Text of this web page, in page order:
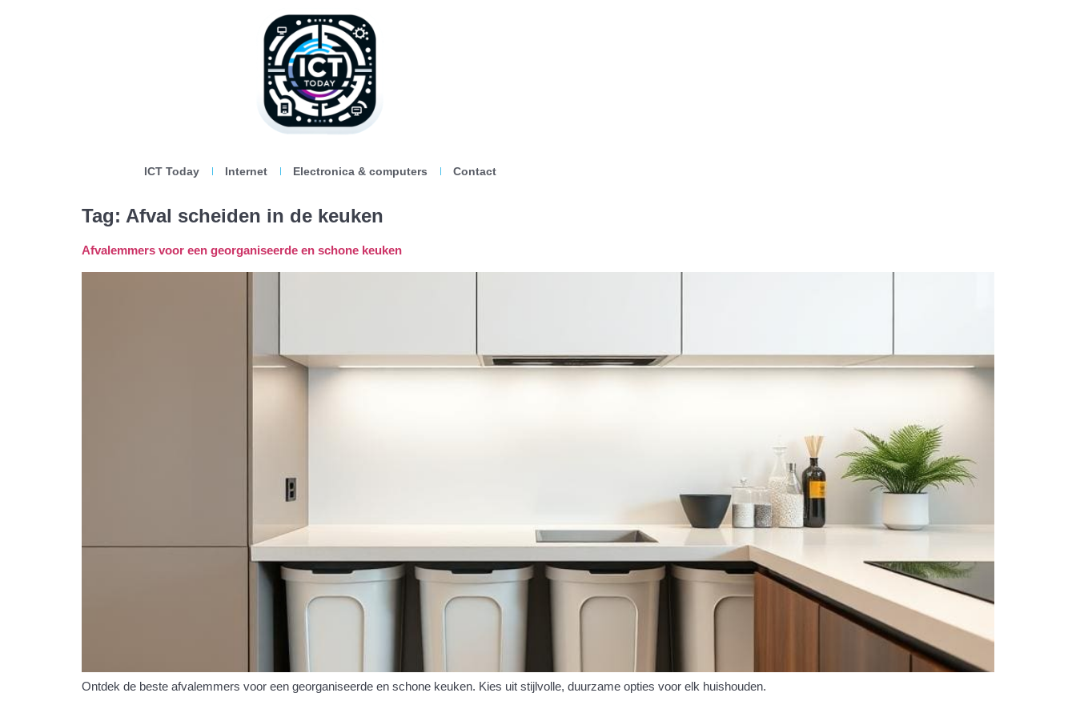
ICT Today Internet Electronica & computers Contact
Tag: Afval scheiden in de keuken
Afvalemmers voor een georganiseerde en schone keuken
Ontdek de beste afvalemmers voor een georganiseerde en schone keuken. Kies uit stijlvolle, duurzame opties voor elk huishouden.